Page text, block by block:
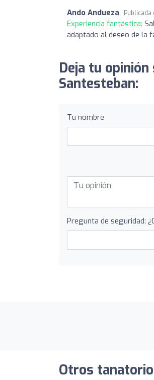
Ando Andueza Publicada
Experiencia fantástica:
adaptado al deseo de la
Deja tu opinión
Santesteban:
Tu nombre
Pregunta de seguridad:
Otros